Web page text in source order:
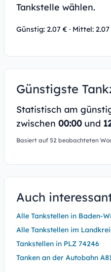
Tankstelle wählen.
Günstig: 2.07 € · Mittel: 2.07
Günstigste
Statistisch am
zwischen 00:00 und
Basiert auf 52 beobachteten
Auch
Alle Tankstellen in Baden-
Alle Tankstellen im
Tankstellen in PLZ 74246
Tanken an der Autobahn